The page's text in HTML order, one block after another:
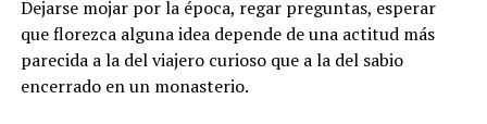
Dejarse mojar por la época, regar preguntas, esperar
que florezca alguna idea depende de una actitud más
parecida a la del viajero curioso que a la del sabio
encerrado en un monasterio.